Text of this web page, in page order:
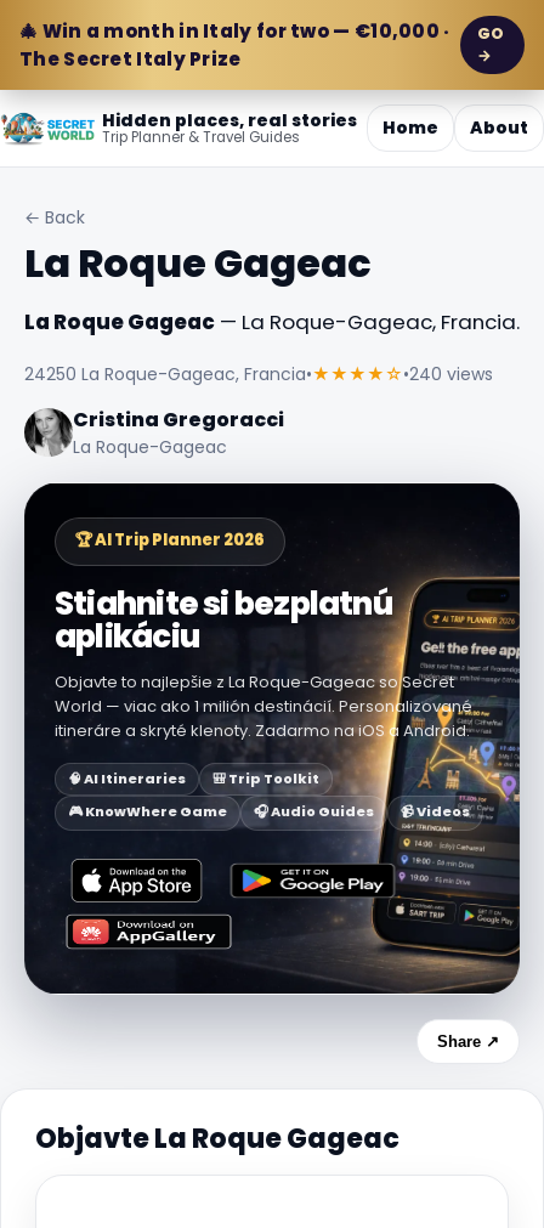
🎄 Win a month in Italy for two — €10,000 ·
The Secret Italy Prize
GO
→
Hidden places, real stories
Trip Planner & Travel Guides Home About
← Back
La Roque Gageac
La Roque Gageac — La Roque-Gageac, Francia.
24250 La Roque-Gageac, Francia•★★★★☆•240 views
Cristina Gregoracci
La Roque-Gageac
🏆 AI Trip Planner 2026
Stiahnite si bezplatnú
aplikáciu
Objavte to najlepšie z La Roque-Gageac so Secret
World — viac ako 1 milión destinácií. Personalizované
itineráre a skryté klenoty. Zadarmo na iOS a Android.
🧠 AI Itineraries
🎒 Trip Toolkit
🎮 KnowWhere Game
🎧 Audio Guides 📹 Videos
Share ↗
Objavte La Roque Gageac